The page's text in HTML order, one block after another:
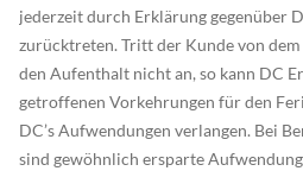
jederzeit durch Erklärung gegenüber
zurücktreten. Tritt der Kunde von
den Aufenthalt nicht an, so kann DC
getroffenen Vorkehrungen für den
DC’s Aufwendungen verlangen. Bei
sind gewöhnlich ersparte